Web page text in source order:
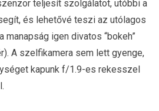
teljesít szolgálatot, utóbbi a
és lehetővé teszi az utólagos
igen divatos “bokeh”
A szelfikamera sem lett gyenge,
kapunk f/1.9-es rekesszel